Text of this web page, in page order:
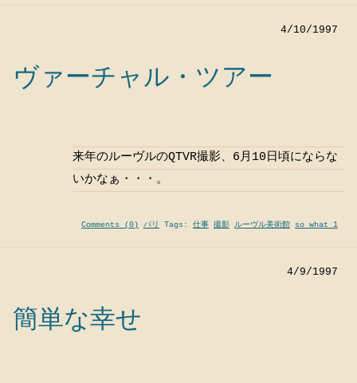
4/10/1997
ヴァーチャル・ツアー
来年のルーヴルのQTVR撮影、6月10日頃にならな
いかなぁ・・・。
Comments (0) パリ Tags: 仕事 撮影 ルーヴル美術館 so what 1
4/9/1997
簡単な幸せ